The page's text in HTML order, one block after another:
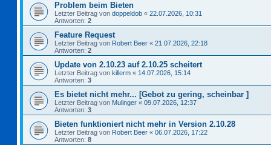
Problem beim Bieten
Letzter Beitrag von doppeldob « 22.07.2026, 10:31
Antworten: 2
Feature Request
Letzter Beitrag von Robert Beer « 21.07.2026, 22:18
Antworten: 2
Update von 2.10.23 auf 2.10.25 scheitert
Letzter Beitrag von killerm « 14.07.2026, 15:14
Antworten: 3
Es bietet nicht mehr... [Gebot zu gering, scheinbar ]
Letzter Beitrag von Mulinger « 09.07.2026, 12:37
Antworten: 3
Bieten funktioniert nicht mehr in Version 2.10.28
Letzter Beitrag von Robert Beer « 06.07.2026, 17:22
Antworten: 8